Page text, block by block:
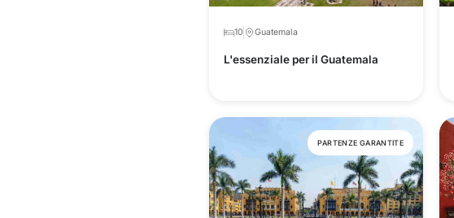
10 Guatemala
L'essenziale per il Guatemala
PARTENZE GARANTITE